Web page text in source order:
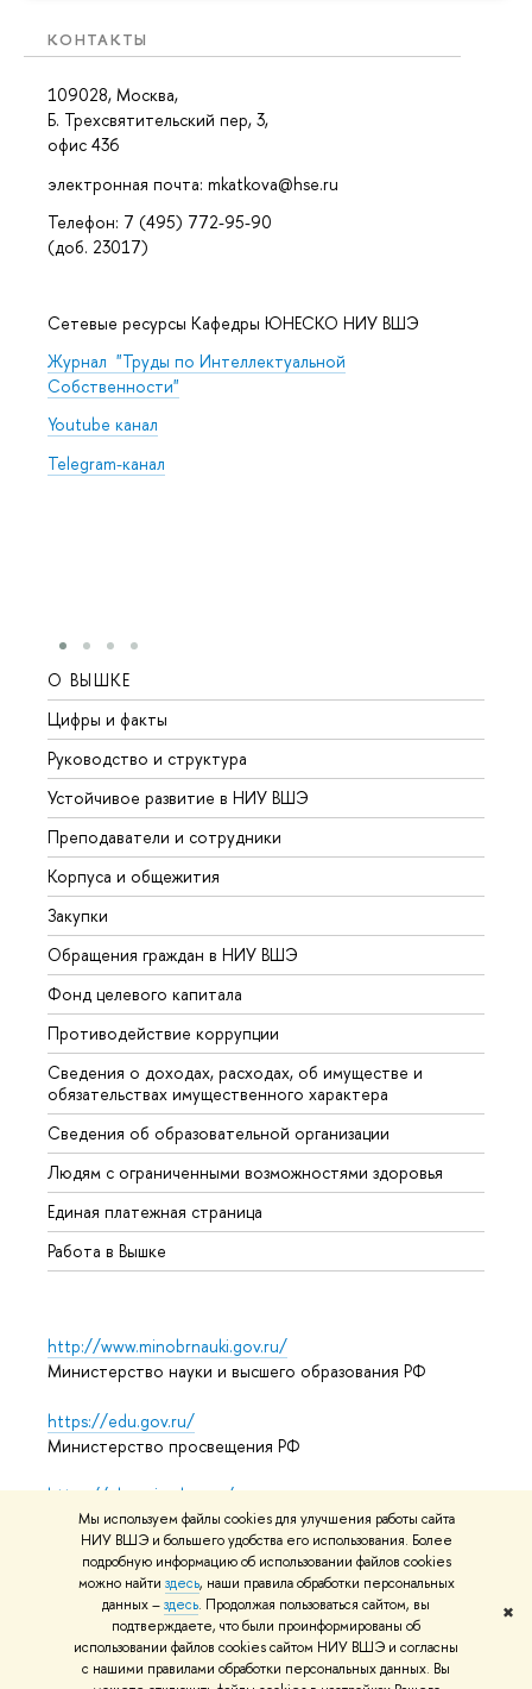
Мы используем файлы cookies для улучшения работы сайта
НИУ ВШЭ и большего удобства его использования. Более
подробную информацию об использовании файлов cookies
можно найти здесь, наши правила обработки персональных
данных –здесь. Продолжая пользоваться сайтом, вы
подтверждаете, что были проинформированы об
использовании файлов cookies сайтом НИУ ВШЭ и согласны
с нашими правилами обработки персональных данных. Вы
✖
КОНТАКТЫ
109028, Москва,
Б. Трехсвятительский пер, 3,
офис 436
электронная почта: mkatkova@hse.ru
Телефон: 7 (495) 772-95-90
(доб. 23017)
Сетевые ресурсы Кафедры ЮНЕСКО НИУ ВШЭ
Журнал "Труды по Интеллектуальной
Собственности"
Youtube канал
Telegram-канал
О ВЫШКЕ
Цифры и факты
Руководство и структура
Устойчивое развитие в НИУ ВШЭ
Преподаватели и сотрудники
Корпуса и общежития
Закупки
Обращения граждан в НИУ ВШЭ
Фонд целевого капитала
Противодействие коррупции
Сведения о доходах, расходах, об имуществе и
обязательствах имущественного характера
Сведения об образовательной организации
Людям с ограниченными возможностями здоровья
Единая платежная страница
Работа в Вышке
http://www.minobrnauki.gov.ru/
Министерство науки и высшего образования РФ
https://edu.gov.ru/
Министерство просвещения РФ
https://elearning.hse.ru/mooc
Массовые открытые онлайн-курсы
© НИУ ВШЭ 1993–2026 Адреса и контактыУсловия
использования материаловПолитика конфиденциальности
Карта сайта